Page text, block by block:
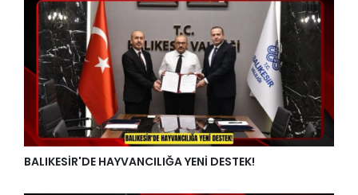
BALIKESİR'DE HAYVANCILIĞA YENİ DESTEK!